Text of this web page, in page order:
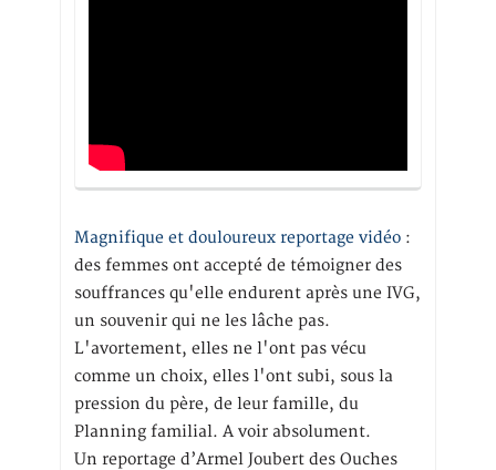
Magnifique et douloureux reportage vidéo :
des femmes ont accepté de témoigner des
souffrances qu'elle endurent après une IVG,
un souvenir qui ne les lâche pas.
L'avortement, elles ne l'ont pas vécu
comme un choix, elles l'ont subi, sous la
pression du père, de leur famille, du
Planning familial. A voir absolument.
Un reportage d’Armel Joubert des Ouches